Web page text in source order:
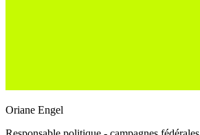
Oriane Engel